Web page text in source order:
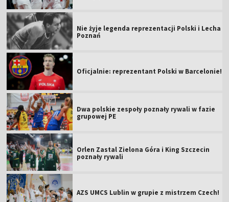
Nie żyje legenda reprezentacji Polski i Lecha
Poznań
Oficjalnie: reprezentant Polski w Barcelonie!
Dwa polskie zespoły poznały rywali w fazie
grupowej PE
Orlen Zastal Zielona Góra i King Szczecin
poznały rywali
AZS UMCS Lublin w grupie z mistrzem Czech!